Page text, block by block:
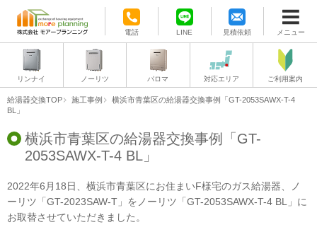
電話 LINE 見積依頼 メニュー
リンナイ ノーリツ パロマ 対応エリア ご利用案内
給湯器交換TOP 施工事例
横浜市青葉区の給湯器交換事例「GT-2053SAWX-T-4
BL」
横浜市青葉区の給湯器交換事例「GT-
2053SAWX-T-4 BL」
2022年6月18日、横浜市青葉区にお住まいF様宅のガス給湯器、ノ
ーリツ「GT-2023SAW-T」をノーリツ「GT-2053SAWX-T-4 BL」に
お取替させていただきました。